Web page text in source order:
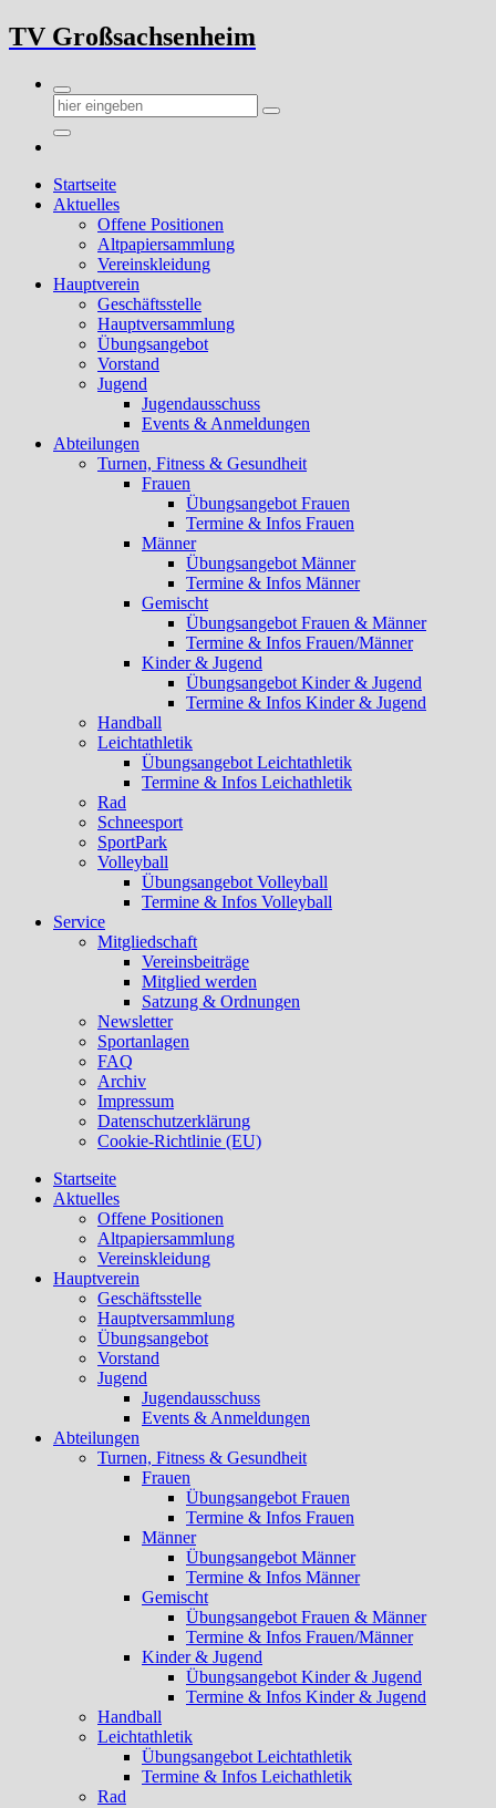
Zum
Inhalt
TV Großsachsenheim
Startseite
Aktuelles
Offene Positionen
Altpapiersammlung
Vereinskleidung
Hauptverein
Geschäftsstelle
Hauptversammlung
Übungsangebot
Vorstand
Jugend
Jugendausschuss
Events & Anmeldungen
Abteilungen
Turnen, Fitness & Gesundheit
Frauen
Übungsangebot Frauen
Termine & Infos Frauen
Männer
Übungsangebot Männer
Termine & Infos Männer
Gemischt
Übungsangebot Frauen & Männer
Termine & Infos Frauen/Männer
Kinder & Jugend
Übungsangebot Kinder & Jugend
Termine & Infos Kinder & Jugend
Handball
Leichtathletik
Übungsangebot Leichtathletik
Termine & Infos Leichathletik
Rad
Schneesport
SportPark
Volleyball
Übungsangebot Volleyball
Termine & Infos Volleyball
Service
Mitgliedschaft
Vereinsbeiträge
Mitglied werden
Satzung & Ordnungen
Newsletter
Sportanlagen
FAQ
Archiv
Impressum
Datenschutzerklärung
Cookie-Richtlinie (EU)
Startseite
Aktuelles
Offene Positionen
Altpapiersammlung
Vereinskleidung
Hauptverein
Geschäftsstelle
Hauptversammlung
Übungsangebot
Vorstand
Jugend
Jugendausschuss
Events & Anmeldungen
Abteilungen
Turnen, Fitness & Gesundheit
Frauen
Übungsangebot Frauen
Termine & Infos Frauen
Männer
Übungsangebot Männer
Termine & Infos Männer
Gemischt
Übungsangebot Frauen & Männer
Termine & Infos Frauen/Männer
Kinder & Jugend
Übungsangebot Kinder & Jugend
Termine & Infos Kinder & Jugend
Handball
Leichtathletik
Übungsangebot Leichtathletik
Termine & Infos Leichathletik
Rad